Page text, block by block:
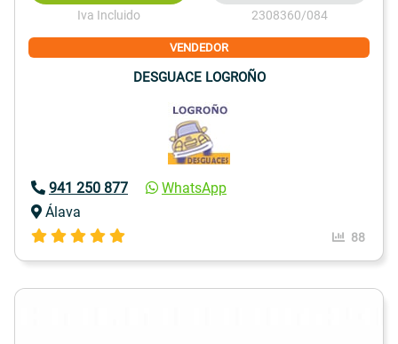
Iva Incluido 2308360/084
VENDEDOR
DESGUACE LOGROÑO
941 250 877
WhatsApp
Álava
88